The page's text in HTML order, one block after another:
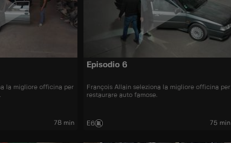
la migliore officina per
78 min
Episodio 6
François Allain seleziona la migliore officina per
restaurare auto famose.
E6 75 min